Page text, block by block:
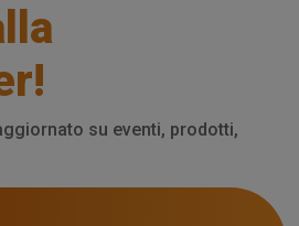
su eventi, prodotti,